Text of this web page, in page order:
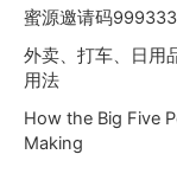
蜜源邀请码
外卖、打车、日用
用法
How the Big Five
Making